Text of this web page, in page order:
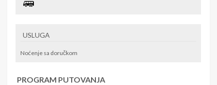
USLUGA
Noćenje sa doručkom
PROGRAM PUTOVANJA